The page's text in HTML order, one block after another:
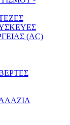
(AC)